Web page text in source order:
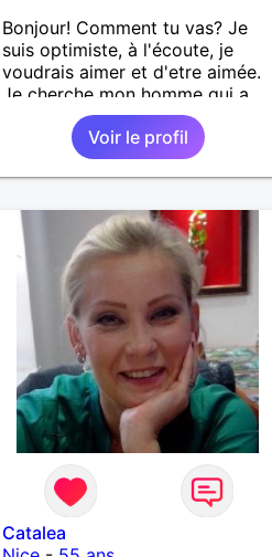
Bonjour! Comment tu vas? Je
suis optimiste, à l'écoute, je
voudrais aimer et d'etre aimée.
Je cherche mon homme qui a
38-48 ans. Aussi en Correse en
préférence ou dans son alentour
vu que je travaille en CDI et je
ne peux pas souvent voyager
monde.
Voir le profil
Catalea